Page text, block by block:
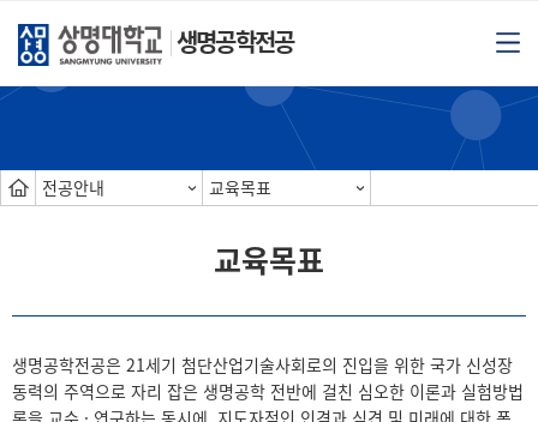
생명공학전공
전공안내 교육목표
교육목표
생명공학전공은 21세기 첨단산업기술사회로의 진입을 위한 국가 신성장
동력의 주역으로 자리 잡은 생명공학 전반에 걸친 심오한 이론과 실험방법
론을 교수 · 연구하는 동시에, 지도자적인 인격과 식견 및 미래에 대한 폭